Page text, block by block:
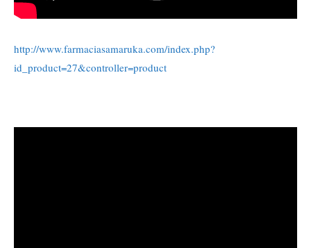
http://www.farmaciasamaruka.com/index.php?
id_product=27&controller=product